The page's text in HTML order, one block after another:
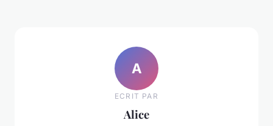
A
ECRIT PAR
Alice